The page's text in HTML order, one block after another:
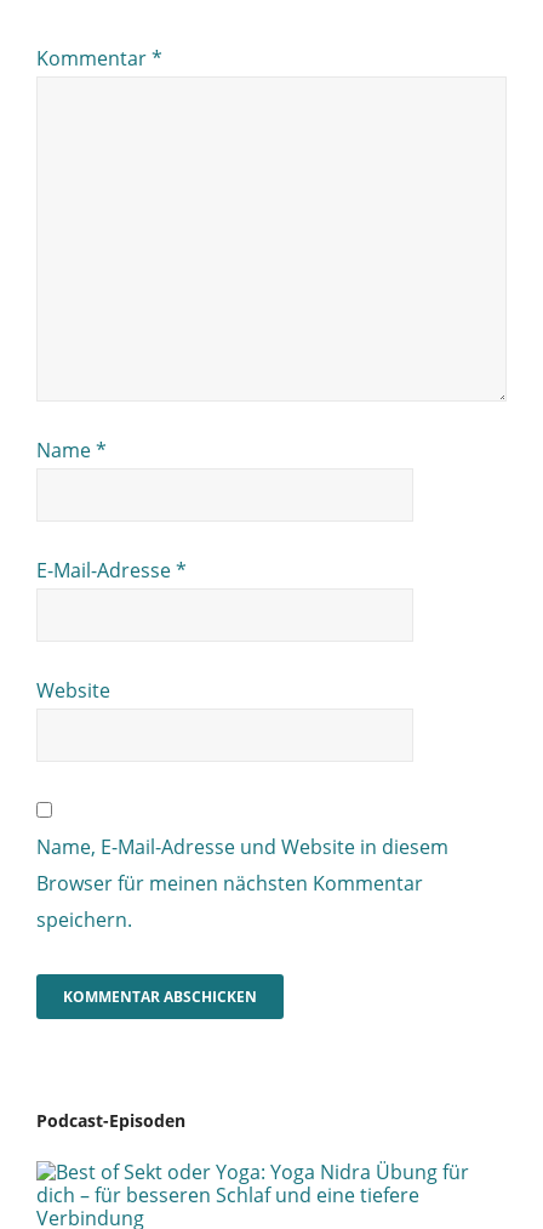
Kommentar*
Name*
E-Mail-Adresse*
Website
Name, E-Mail-Adresse und Website in diesem
Browser für meinen nächsten Kommentar
speichern.
Podcast-Episoden